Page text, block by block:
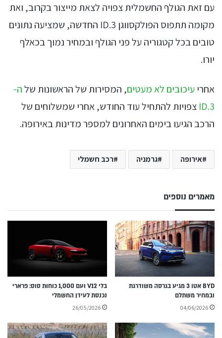
עם זאת הגולף החשמלית צפויה לצאת מייצור בקרוב, ואת
מקומה תתפוס הפולקסווגן ID.3 החדשה, שמציעה נתונים
טובים בכל קטגוריה על פני הגולף ובמחיר נמוך בכאלף
יורו.
אחרי עיכובים לא מעטים, המסירות של הראשונות שלה-
ID.3 צפויות להתחיל עוד החודש, אחרי שמשלוחים של
הרכב הגיעו בימים האחרונים למספר מדינות באירופה.
אירופה גרמניה רכב חשמלי
מאמרים נוספים
BYD אטו 3 מגיע בגרסה משודרגת
ובמחיר משתלם
04/06/2026
בלי V12 ועם 1,000 כוחות סוס: פרארי
נכנסת לעידן החשמלי
26/05/2026